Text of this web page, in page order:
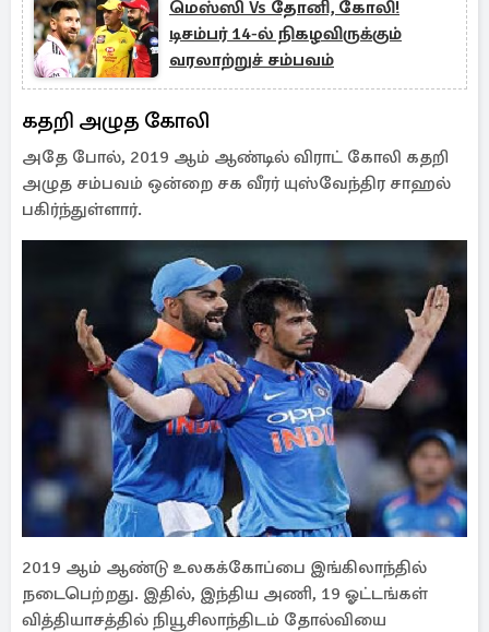
மெஸ்ஸி Vs தோனி, கோலி!
டிசம்பர் 14-ல் நிகழவிருக்கும்
வரலாற்றுச் சம்பவம்
கதறி அழுத கோலி
அதே போல், 2019 ஆம் ஆண்டில் விராட் கோலி கதறி
அழுத சம்பவம் ஒன்றை சக வீரர் யுஸ்வேந்திர சாஹல்
பகிர்ந்துள்ளார்.
2019 ஆம் ஆண்டு உலகக்கோப்பை இங்கிலாந்தில்
நடைபெற்றது. இதில், இந்திய அணி, 19 ஓட்டங்கள்
வித்தியாசத்தில் நியூசிலாந்திடம் தோல்வியை